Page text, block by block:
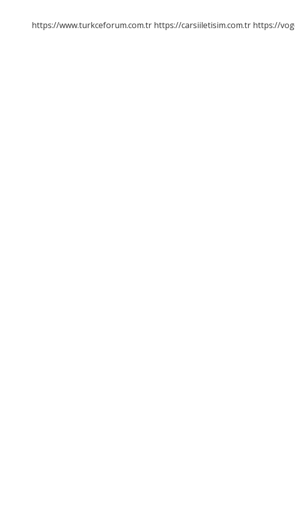
https://www.turkceforum.com.tr https://carsiiletisim.com.tr https://